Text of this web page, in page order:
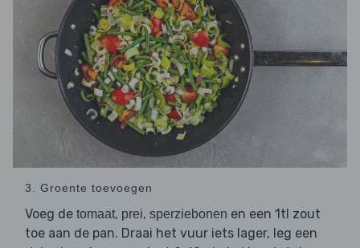
3. Groente toevoegen
Voeg de tomaat, prei, sperziebonen en een 1tl zout
toe aan de pan. Draai het vuur iets lager, leg een